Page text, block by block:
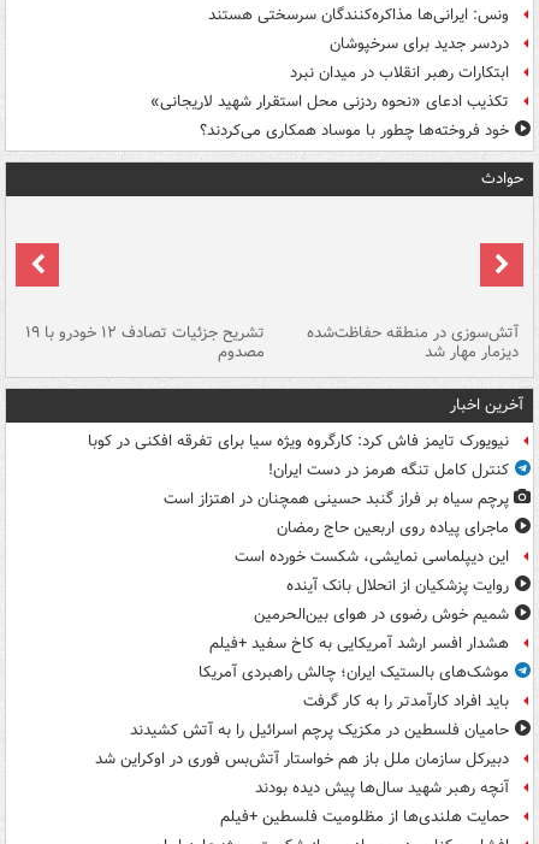
ونس: ایرانی‌ها مذاکره‌کنندگان سرسختی هستند
دردسر جدید برای سرخپوشان
ابتکارات رهبر انقلاب در میدان نبرد
تکذیب ادعای «نحوه ردزنی محل استقرار شهید لاریجانی»
خود فروخته‌ها چطور با موساد همکاری می‌کردند؟
حوادث
آتش‌سوزی در منطقه حفاظت‌شده
دیزمار مهار شد
تشریح جزئیات تصادف ۱۲ خودرو با ۱۹
مصدوم
آخرین اخبار
نیویورک تایمز فاش کرد: کارگروه ویژه سیا برای تفرقه افکنی در کوبا
کنترل کامل تنگه هرمز در دست ایران!
پرچم سیاه بر فراز گنبد حسینی همچنان در اهتزاز است
ماجرای پیاده روی اربعین حاج رمضان
این دیپلماسی نمایشی، شکست خورده است
روایت پزشکیان از انحلال بانک آینده
شمیم خوش رضوی در هوای بین‌الحرمین
هشدار افسر ارشد آمریکایی به کاخ سفید +فیلم
موشک‌های بالستیک ایران؛ چالش راهبردی آمریکا
باید افراد کارآمدتر را به کار گرفت
حامیان فلسطین در مکزیک پرچم اسرائیل را به آتش کشیدند
دبیرکل سازمان ملل باز هم خواستار آتش‌بس فوری در اوکراین شد
آنچه رهبر شهید سال‌ها پیش دیده بودند
حمایت هلندی‌ها از مظلومیت فلسطین +فیلم